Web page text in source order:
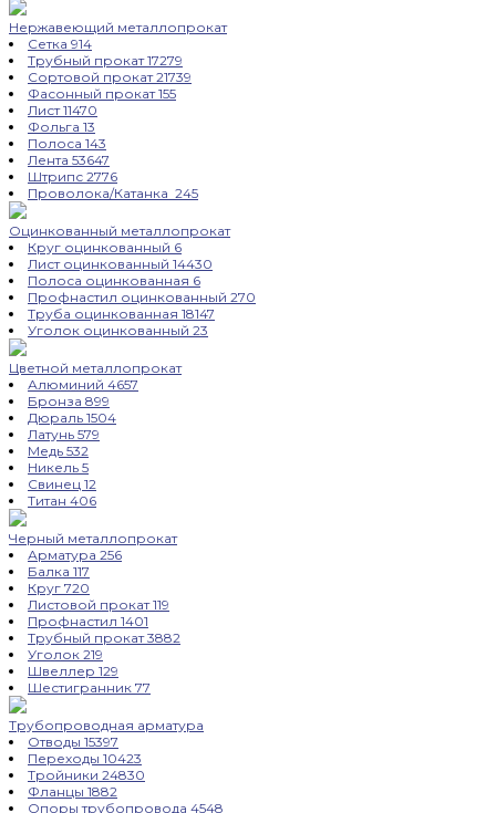
Нержавеющий металлопрокат
Сетка 914
Трубный прокат17279
Сортовой прокат21739
Фасонный прокат155
Лист11470
Фольга 13
Полоса 143
Лента 53647
Штрипс 2776
Проволока/Катанка 245
Оцинкованный металлопрокат
Круг оцинкованный 6
Лист оцинкованный 14430
Полоса оцинкованная 6
Профнастил оцинкованный 270
Труба оцинкованная 18147
Уголок оцинкованный 23
Цветной металлопрокат
Алюминий 4657
Бронза 899
Дюраль 1504
Латунь 579
Медь 532
Никель 5
Свинец 12
Титан 406
Черный металлопрокат
Арматура 256
Балка 117
Круг 720
Листовой прокат119
Профнастил 1401
Трубный прокат3882
Уголок 219
Швеллер 129
Шестигранник 77
Трубопроводная арматура
Отводы 15397
Переходы 10423
Тройники 24830
Фланцы 1882
Опоры трубопровода 4548